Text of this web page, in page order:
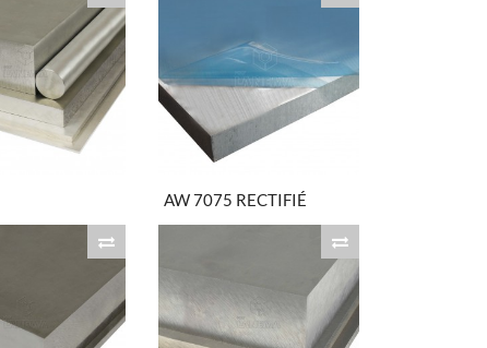
AW 7075 RECTIFIÉ